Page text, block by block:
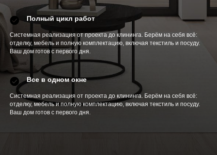
Полный цикл работ
Системная реализация от проекта до клининга. Берём на себя всё:
отделку, мебель и полную комплектацию, включая текстиль и посуду.
Ваш дом готов с первого дня.
Все в одном окне
Системная реализация от проекта до клининга. Берём на себя всё:
отделку, мебель и полную комплектацию, включая текстиль и посуду.
Ваш дом готов с первого дня.